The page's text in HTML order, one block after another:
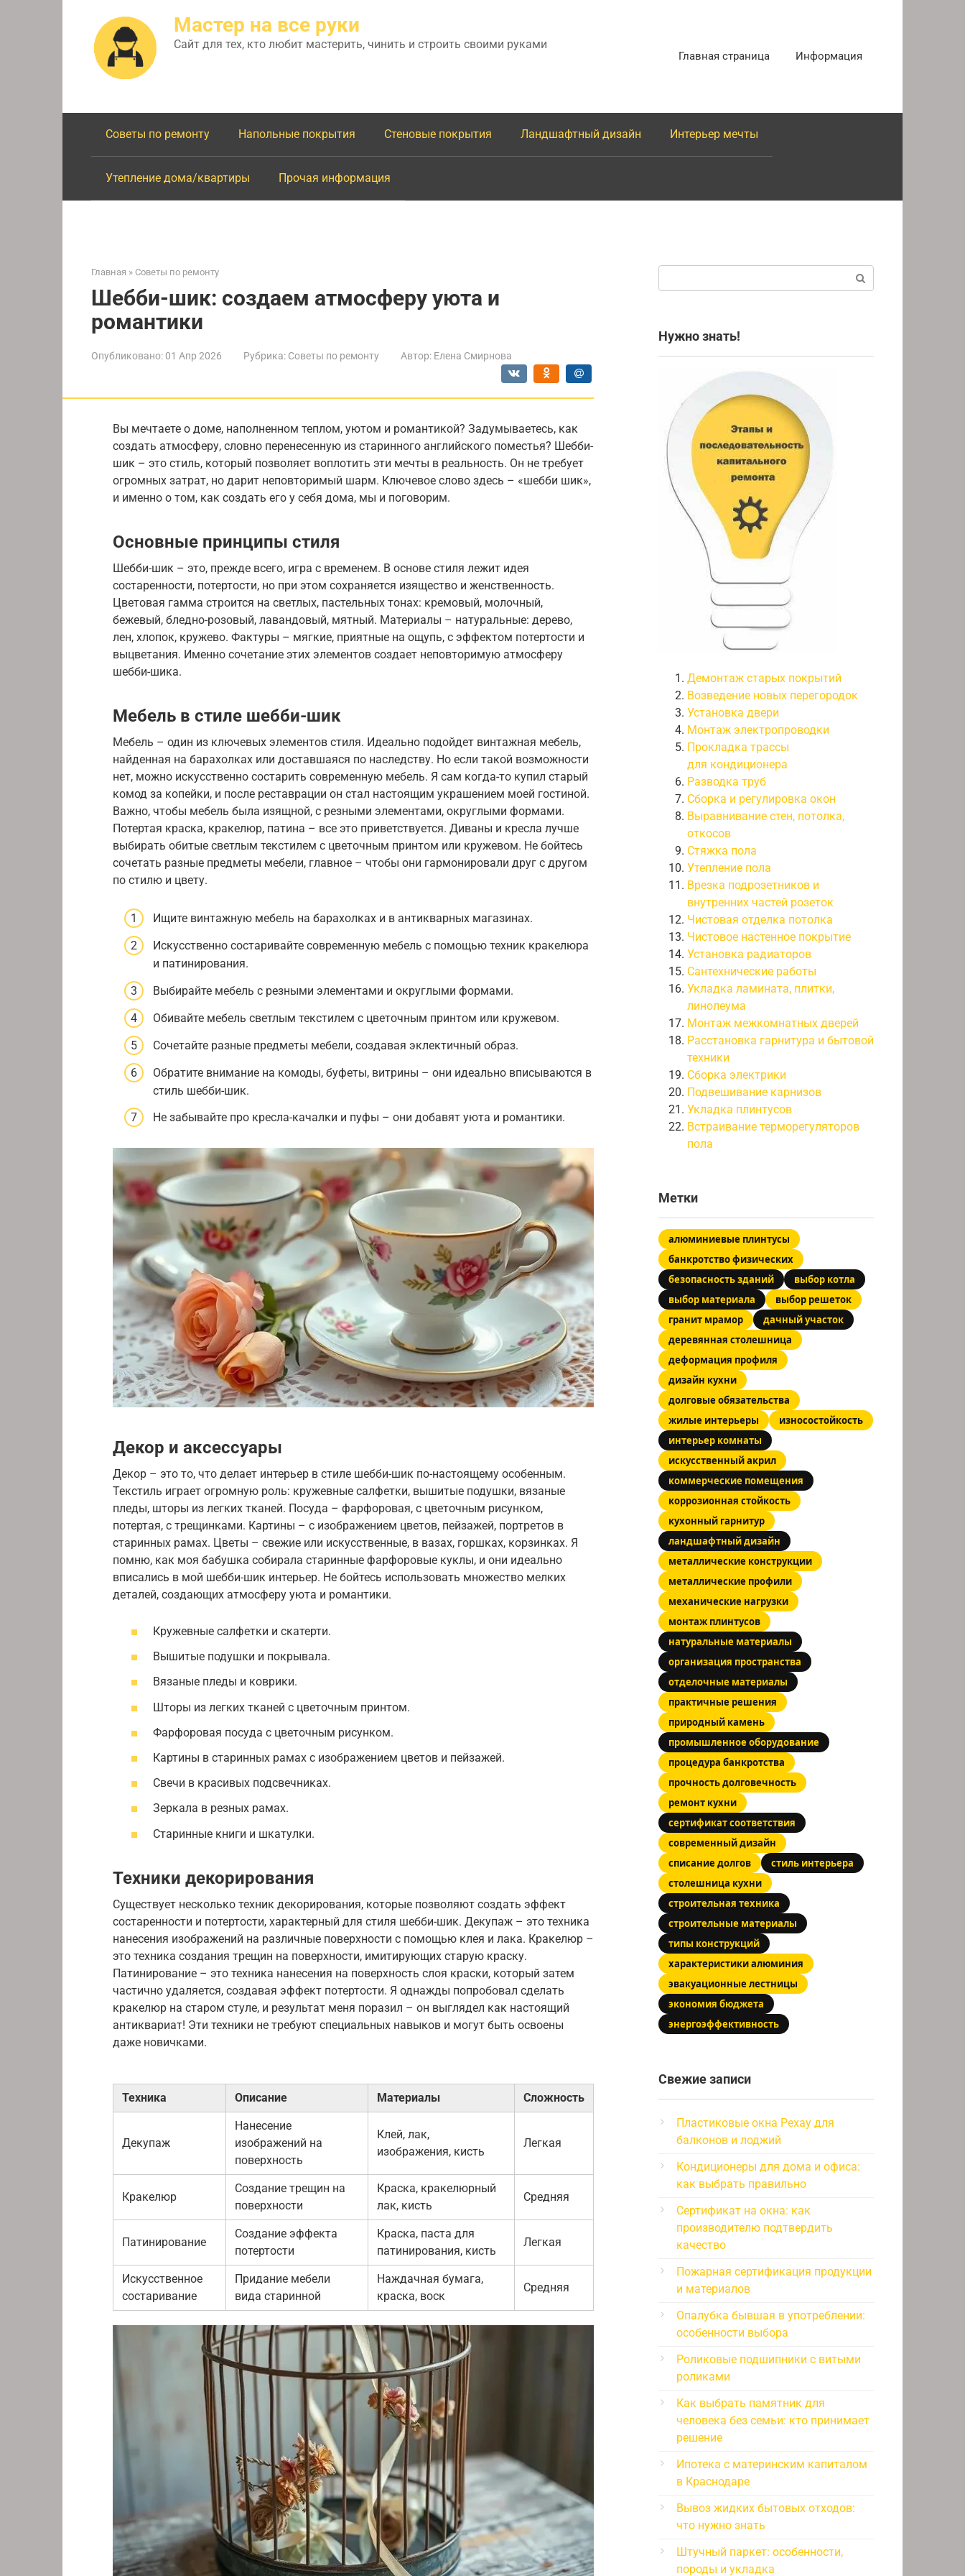
Мастер на все руки
Сайт для тех, кто любит мастерить, чинить и строить своими руками
Главная страница Информация
Советы по ремонту Напольные покрытия Стеновые покрытия Ландшафтный дизайн Интерьер мечты
Утепление дома/квартиры Прочая информация
Главная » Советы по ремонту
Шебби-шик: создаем атмосферу уюта и
романтики
Опубликовано: 01 Апр 2026 Рубрика: Советы по ремонту Автор: Елена Смирнова
Вы мечтаете о доме, наполненном теплом, уютом и романтикой? Задумываетесь, как
создать атмосферу, словно перенесенную из старинного английского поместья? Шебби-
шик – это стиль, который позволяет воплотить эти мечты в реальность. Он не требует
огромных затрат, но дарит неповторимый шарм. Ключевое слово здесь – «шебби шик»,
и именно о том, как создать его у себя дома, мы и поговорим.
Основные принципы стиля
Шебби-шик – это, прежде всего, игра с временем. В основе стиля лежит идея
состаренности, потертости, но при этом сохраняется изящество и женственность.
Цветовая гамма строится на светлых, пастельных тонах: кремовый, молочный,
бежевый, бледно-розовый, лавандовый, мятный. Материалы – натуральные: дерево,
лен, хлопок, кружево. Фактуры – мягкие, приятные на ощупь, с эффектом потертости и
выцветания. Именно сочетание этих элементов создает неповторимую атмосферу
шебби-шика.
Мебель в стиле шебби-шик
Мебель – один из ключевых элементов стиля. Идеально подойдет винтажная мебель,
найденная на барахолках или доставшаяся по наследству. Но если такой возможности
нет, можно искусственно состарить современную мебель. Я сам когда-то купил старый
комод за копейки, и после реставрации он стал настоящим украшением моей гостиной.
Важно, чтобы мебель была изящной, с резными элементами, округлыми формами.
Потертая краска, кракелюр, патина – все это приветствуется. Диваны и кресла лучше
выбирать обитые светлым текстилем с цветочным принтом или кружевом. Не бойтесь
сочетать разные предметы мебели, главное – чтобы они гармонировали друг с другом
по стилю и цвету.
Ищите винтажную мебель на барахолках и в антикварных магазинах.
Искусственно состаривайте современную мебель с помощью техник кракелюра
и патинирования.
Выбирайте мебель с резными элементами и округлыми формами.
Обивайте мебель светлым текстилем с цветочным принтом или кружевом.
Сочетайте разные предметы мебели, создавая эклектичный образ.
Обратите внимание на комоды, буфеты, витрины – они идеально вписываются в
стиль шебби-шик.
Не забывайте про кресла-качалки и пуфы – они добавят уюта и романтики.
Декор и аксессуары
Декор – это то, что делает интерьер в стиле шебби-шик по-настоящему особенным.
Текстиль играет огромную роль: кружевные салфетки, вышитые подушки, вязаные
пледы, шторы из легких тканей. Посуда – фарфоровая, с цветочным рисунком,
потертая, с трещинками. Картины – с изображением цветов, пейзажей, портретов в
старинных рамах. Цветы – свежие или искусственные, в вазах, горшках, корзинках. Я
помню, как моя бабушка собирала старинные фарфоровые куклы, и они идеально
вписались в мой шебби-шик интерьер. Не бойтесь использовать множество мелких
деталей, создающих атмосферу уюта и романтики.
Кружевные салфетки и скатерти.
Вышитые подушки и покрывала.
Вязаные пледы и коврики.
Шторы из легких тканей с цветочным принтом.
Фарфоровая посуда с цветочным рисунком.
Картины в старинных рамах с изображением цветов и пейзажей.
Свечи в красивых подсвечниках.
Зеркала в резных рамах.
Старинные книги и шкатулки.
Техники декорирования
Существует несколько техник декорирования, которые позволяют создать эффект
состаренности и потертости, характерный для стиля шебби-шик. Декупаж – это техника
нанесения изображений на различные поверхности с помощью клея и лака. Кракелюр –
это техника создания трещин на поверхности, имитирующих старую краску.
Патинирование – это техника нанесения на поверхность слоя краски, который затем
частично удаляется, создавая эффект потертости. Я однажды попробовал сделать
кракелюр на старом стуле, и результат меня поразил – он выглядел как настоящий
антиквариат! Эти техники не требуют специальных навыков и могут быть освоены
даже новичками.
Техника Описание Материалы Сложность
Декупаж
Нанесение
изображений на
поверхность
Клей, лак,
изображения, кисть
Легкая
Кракелюр
Создание трещин на
поверхности
Краска, кракелюрный
лак, кисть
Средняя
Патинирование
Создание эффекта
потертости
Краска, паста для
патинирования, кисть
Легкая
Искусственное
состаривание
Придание мебели
вида старинной
Наждачная бумага,
краска, воск
Средняя
Нужно знать!
Демонтаж старых покрытий
Возведение новых перегородок
Установка двери
Монтаж электропроводки
Прокладка трассы
для кондиционера
Разводка труб
Сборка и регулировка окон
Выравнивание стен, потолка,
откосов
Стяжка пола
Утепление пола
Врезка подрозетников и
внутренних частей розеток
Чистовая отделка потолка
Чистовое настенное покрытие
Установка радиаторов
Сантехнические работы
Укладка ламината, плитки,
линолеума
Монтаж межкомнатных дверей
Расстановка гарнитура и бытовой
техники
Сборка электрики
Подвешивание карнизов
Укладка плинтусов
Встраивание терморегуляторов
пола
Метки
алюминиевые плинтусы
банкротство физических
безопасность зданий
выбор котла
выбор материала
выбор решеток
гранит мрамор
дачный участок
деревянная столешница
деформация профиля
дизайн кухни
долговые обязательства
жилые интерьеры
износостойкость
интерьер комнаты
искусственный акрил
коммерческие помещения
коррозионная стойкость
кухонный гарнитур
ландшафтный дизайн
металлические конструкции
металлические профили
механические нагрузки
монтаж плинтусов
натуральные материалы
организация пространства
отделочные материалы
практичные решения
природный камень
промышленное оборудование
процедура банкротства
прочность долговечность
ремонт кухни
сертификат соответствия
современный дизайн
списание долгов
стиль интерьера
столешница кухни
строительная техника
строительные материалы
типы конструкций
характеристики алюминия
эвакуационные лестницы
экономия бюджета
энергоэффективность
Свежие записи
Пластиковые окна Рехау для
балконов и лоджий
Кондиционеры для дома и офиса:
как выбрать правильно
Сертификат на окна: как
производителю подтвердить
качество
Пожарная сертификация продукции
и материалов
Опалубка бывшая в употреблении:
особенности выбора
Роликовые подшипники с витыми
роликами
Как выбрать памятник для
человека без семьи: кто принимает
решение
Ипотека с материнским капиталом
в Краснодаре
Вывоз жидких бытовых отходов:
что нужно знать
Штучный паркет: особенности,
породы и укладка